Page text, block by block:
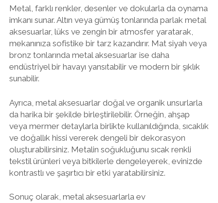
Metal, farklı renkler, desenler ve dokularla da oynama
imkanı sunar. Altın veya gümüş tonlarında parlak metal
aksesuarlar, lüks ve zengin bir atmosfer yaratarak,
mekanınıza sofistike bir tarz kazandırır. Mat siyah veya
bronz tonlarında metal aksesuarlar ise daha
endüstriyel bir havayı yansıtabilir ve modern bir şıklık
sunabilir.
Ayrıca, metal aksesuarlar doğal ve organik unsurlarla
da harika bir şekilde birleştirilebilir. Örneğin, ahşap
veya mermer detaylarla birlikte kullanıldığında, sıcaklık
ve doğallık hissi vererek dengeli bir dekorasyon
oluşturabilirsiniz. Metalin soğukluğunu sıcak renkli
tekstil ürünleri veya bitkilerle dengeleyerek, evinizde
kontrastlı ve şaşırtıcı bir etki yaratabilirsiniz.
Sonuç olarak, metal aksesuarlarla ev